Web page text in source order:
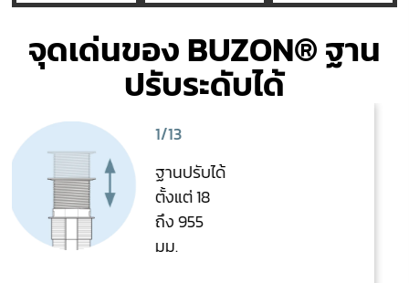
จุดเด่นของ BUZON® ฐาน
ปรับระดับได้